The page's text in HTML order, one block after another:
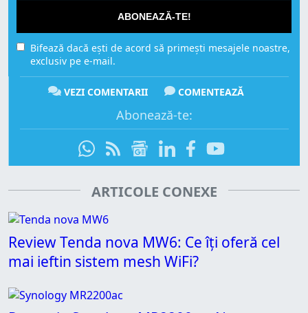
ABONEAZĂ-TE!
Bifează dacă ești de acord să primești mesajele noastre,
exclusiv pe e-mail.
VEZI COMENTARII COMENTEAZĂ
Abonează-te:
ARTICOLE CONEXE
Review Tenda nova MW6: Ce îți oferă cel
mai ieftin sistem mesh WiFi?